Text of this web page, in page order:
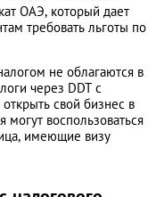
ОАЭ, который дает
требовать льготы по
не облагаются в
через DDT с
свой бизнес в
воспользоваться
имеющие визу